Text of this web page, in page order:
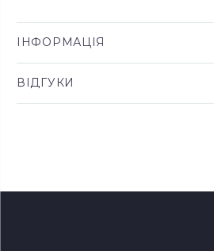
ІНФОРМАЦІЯ
ВІДГУКИ